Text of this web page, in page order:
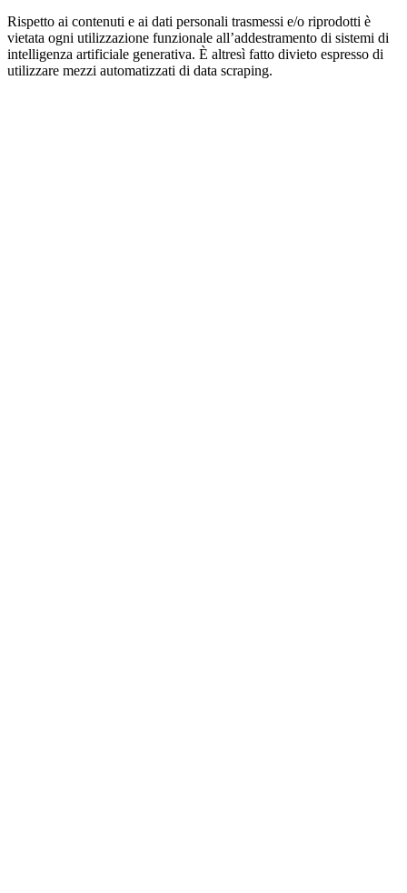
Rispetto ai contenuti e ai dati personali trasmessi e/o riprodotti è
vietata ogni utilizzazione funzionale all’addestramento di sistemi di
intelligenza artificiale generativa. È altresì fatto divieto espresso di
utilizzare mezzi automatizzati di data scraping.